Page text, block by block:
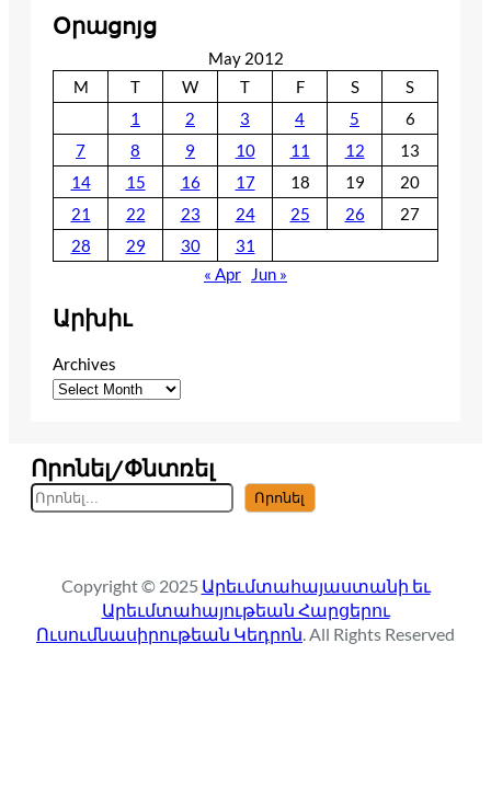
Օրացոյց
May 2012
M
T W T F S
S
1
2 3 4 5
6
7
8 9 10 11 12
13
14
15 16 17 18 19
20
21
22 23 24 25 26
27
28
29 30
31
« Apr
Jun »
Արխիւ
Archives
Որոնել/Փնտռել
S
e
c
h
Որոնել
Copyright © 2025 Արեւմտահայաստանի եւ
Արեւմտահայութեան Հարցերու
Ուսումնասիրութեան Կեդրոն. All Rights Reserved